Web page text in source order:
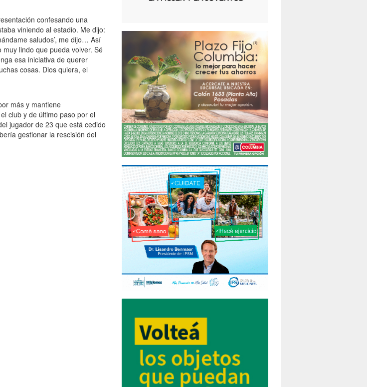
confesando una
viniendo al estadio. Me dijo:
saludos’, me dijo… Así
lindo que pueda volver. Sé
esa iniciativa de querer
cosas. Dios quiera, el
más y mantiene
club y de último paso por el
jugador de 23 que está cedido
gestionar la rescisión del